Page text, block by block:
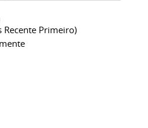
Recente Primeiro)